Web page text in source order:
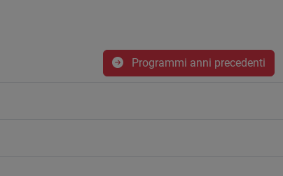
Programmi anni precedenti